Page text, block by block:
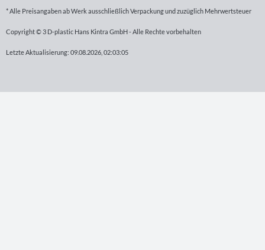
* Alle Preisangaben ab Werk ausschließlich Verpackung und zuzüglich Mehrwertsteuer
Copyright © 3 D-plastic Hans Kintra GmbH - Alle Rechte vorbehalten
Letzte Aktualisierung: 09.08.2026, 02:03:05